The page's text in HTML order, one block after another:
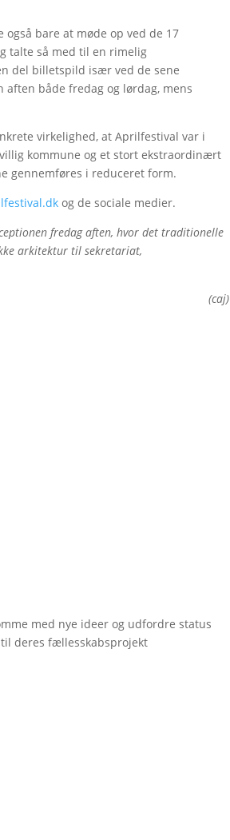
bare at møde op ved de 17
talte så med til en rimelig
del billetspild især ved de sene
både fredag og lørdag, mens
virkelighed, at Aprilfestival var i
kommune og et stort ekstraordinært
gennemføres i reduceret form.
og de sociale medier.
fredag aften, hvor det traditionelle
arkitektur til sekretariat,
(caj)
med nye ideer og udfordre status
deres fællesskabsprojekt